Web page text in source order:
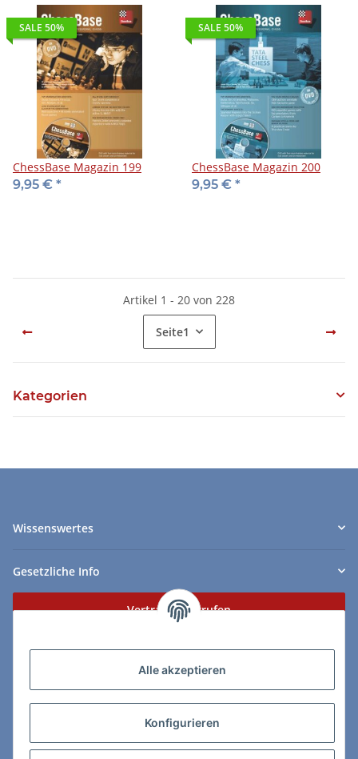
Alle akzeptieren
Konfigurieren
SALE 50%
ChessBase Magazin 199
9,95 € *
SALE 50%
ChessBase Magazin 200
9,95 € *
Artikel 1 - 20 von 228
Seite1
Kategorien
Wissenswertes
Gesetzliche Info
Vertrag widerrufen